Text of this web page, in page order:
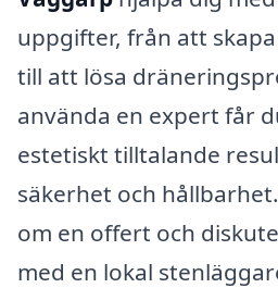
uppgifter, från att
till att lösa
använda en expert får
estetiskt tilltalande
säkerhet och
om en offert och
med en lokal